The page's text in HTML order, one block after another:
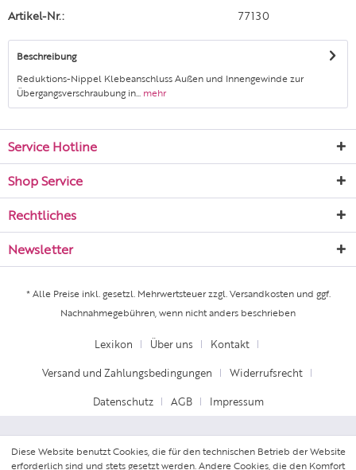
Artikel-Nr.: 77130
Beschreibung
Reduktions-Nippel Klebeanschluss Außen und Innengewinde zur
Übergangsverschraubung in...
mehr
Service Hotline
Shop Service
Rechtliches
Newsletter
* Alle Preise inkl. gesetzl. Mehrwertsteuer zzgl.Versandkostenund ggf.
Nachnahmegebühren, wenn nicht anders beschrieben
Lexikon Über uns Kontakt
Versand und Zahlungsbedingungen Widerrufsrecht
Datenschutz AGB Impressum
Diese Website benutzt Cookies, die für den technischen Betrieb der Website
erforderlich sind und stets gesetzt werden. Andere Cookies, die den Komfort